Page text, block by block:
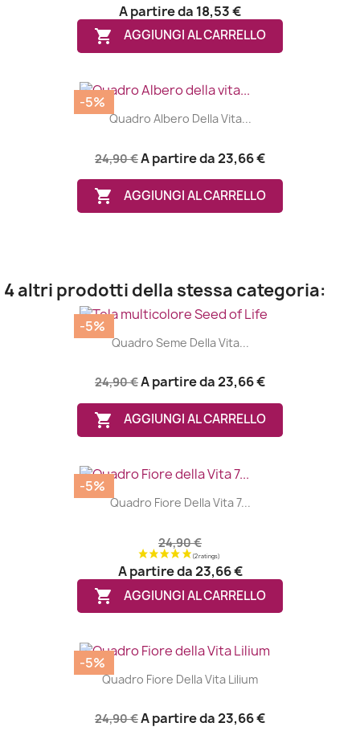
A partire da 18,53 €
 AGGIUNGI AL CARRELLO
Quadro Albero Della Vita...
24,90 €A partire da23,66 €
 AGGIUNGI AL CARRELLO
-5%
4 altri prodotti della stessa categoria:
Quadro Seme Della Vita...
24,90 €A partire da23,66 €
 AGGIUNGI AL CARRELLO
-5%
Quadro Fiore Della Vita 7...
24,90 €
A partire da23,66 €
 AGGIUNGI AL CARRELLO
-5%
Quadro Fiore Della Vita Lilium
24,90 €A partire da23,66 €
-5%